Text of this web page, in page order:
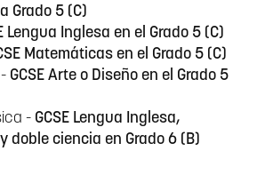
Grado 5 (C)
Lengua Inglesa en el Grado 5 (C)
Matemáticas en el Grado 5 (C)
GCSE Arte o Diseño en el Grado 5
- GCSE Lengua Inglesa,
doble ciencia en Grado 6 (B)